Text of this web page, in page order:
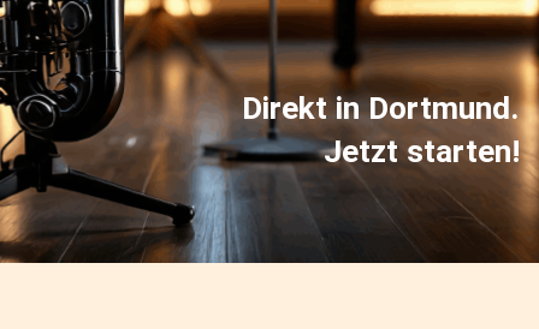
Direkt in Dortmund.
Jetzt starten!